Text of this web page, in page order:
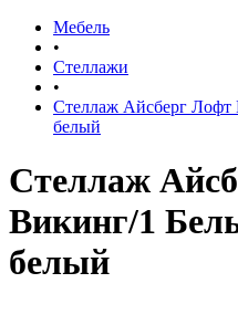
Мебель
•
Стеллажи
•
Стеллаж Айсберг Лофт
белый
Стеллаж
Викинг/1
белый